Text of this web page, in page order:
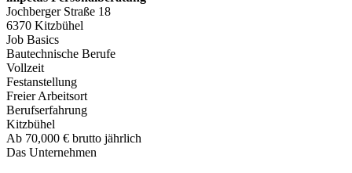
Jochberger Straße 18
6370 Kitzbühel
Job Basics
Bautechnische Berufe
Vollzeit
Festanstellung
Freier Arbeitsort
Berufserfahrung
Kitzbühel
Ab 70,000 € brutto jährlich
Das Unternehmen